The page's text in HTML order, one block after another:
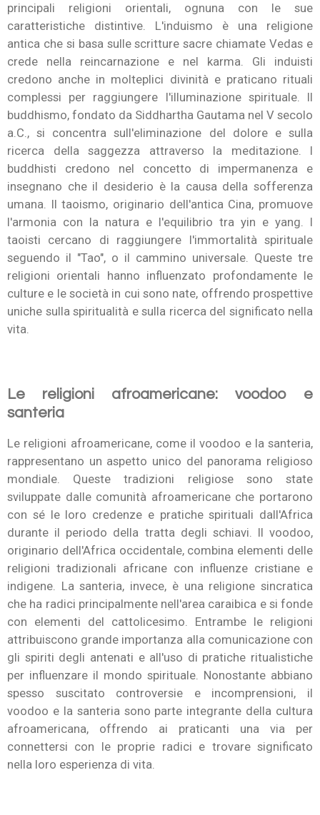
principali religioni orientali, ognuna con le sue
caratteristiche distintive. L'induismo è una religione
antica che si basa sulle scritture sacre chiamate Vedas e
crede nella reincarnazione e nel karma. Gli induisti
credono anche in molteplici divinità e praticano rituali
complessi per raggiungere l'illuminazione spirituale. Il
buddhismo, fondato da Siddhartha Gautama nel V secolo
a.C., si concentra sull'eliminazione del dolore e sulla
ricerca della saggezza attraverso la meditazione. I
buddhisti credono nel concetto di impermanenza e
insegnano che il desiderio è la causa della sofferenza
umana. Il taoismo, originario dell'antica Cina, promuove
l'armonia con la natura e l'equilibrio tra yin e yang. I
taoisti cercano di raggiungere l'immortalità spirituale
seguendo il "Tao", o il cammino universale. Queste tre
religioni orientali hanno influenzato profondamente le
culture e le società in cui sono nate, offrendo prospettive
uniche sulla spiritualità e sulla ricerca del significato nella
vita.
Le religioni afroamericane: voodoo e
santeria
Le religioni afroamericane, come il voodoo e la santeria,
rappresentano un aspetto unico del panorama religioso
mondiale. Queste tradizioni religiose sono state
sviluppate dalle comunità afroamericane che portarono
con sé le loro credenze e pratiche spirituali dall'Africa
durante il periodo della tratta degli schiavi. Il voodoo,
originario dell'Africa occidentale, combina elementi delle
religioni tradizionali africane con influenze cristiane e
indigene. La santeria, invece, è una religione sincratica
che ha radici principalmente nell'area caraibica e si fonde
con elementi del cattolicesimo. Entrambe le religioni
attribuiscono grande importanza alla comunicazione con
gli spiriti degli antenati e all'uso di pratiche ritualistiche
per influenzare il mondo spirituale. Nonostante abbiano
spesso suscitato controversie e incomprensioni, il
voodoo e la santeria sono parte integrante della cultura
afroamericana, offrendo ai praticanti una via per
connettersi con le proprie radici e trovare significato
nella loro esperienza di vita.